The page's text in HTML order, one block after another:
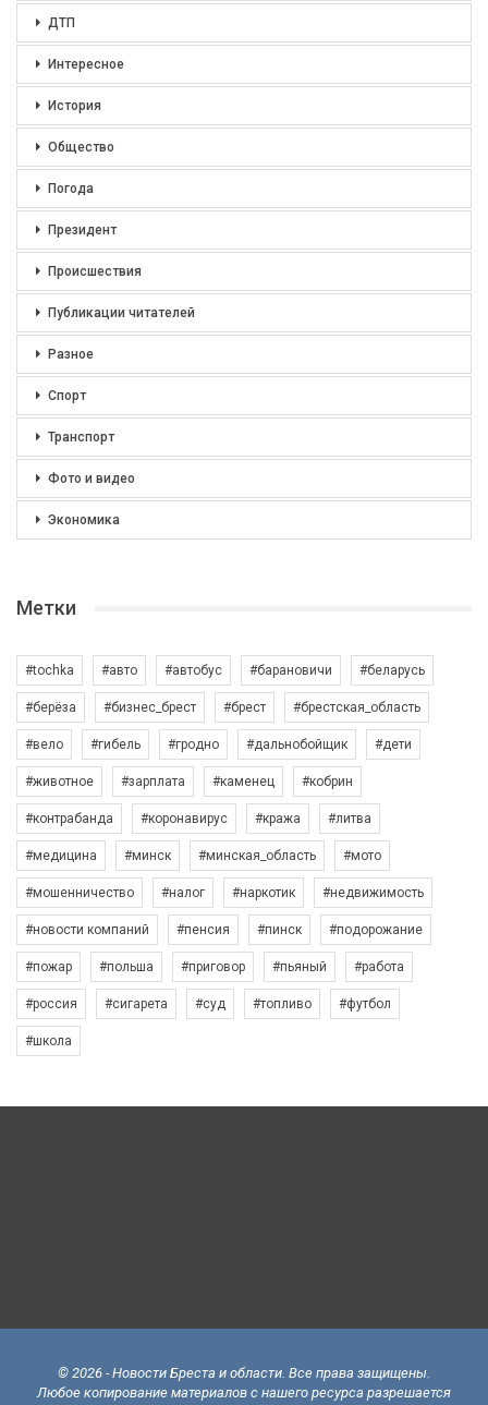
ДТП
Интересное
История
Общество
Погода
Президент
Происшествия
Публикации читателей
Разное
Спорт
Транспорт
Фото и видео
Экономика
Метки
#tochka #авто #автобус #барановичи #беларусь
#берёза #бизнес_брест #брест #брестская_область
#вело #гибель #гродно #дальнобойщик #дети
#животное #зарплата #каменец #кобрин
#контрабанда #коронавирус #кража #литва
#медицина #минск #минская_область #мото
#мошенничество #налог #наркотик #недвижимость
#новости компаний #пенсия #пинск #подорожание
#пожар #польша #приговор #пьяный #работа
#россия #сигарета #суд #топливо #футбол
#школа
© 2026 - Новости Бреста и области. Все права защищены.
Любое копирование материалов с нашего ресурса разрешается